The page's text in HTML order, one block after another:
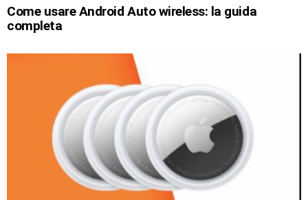
Come usare Android Auto wireless: la guida
completa